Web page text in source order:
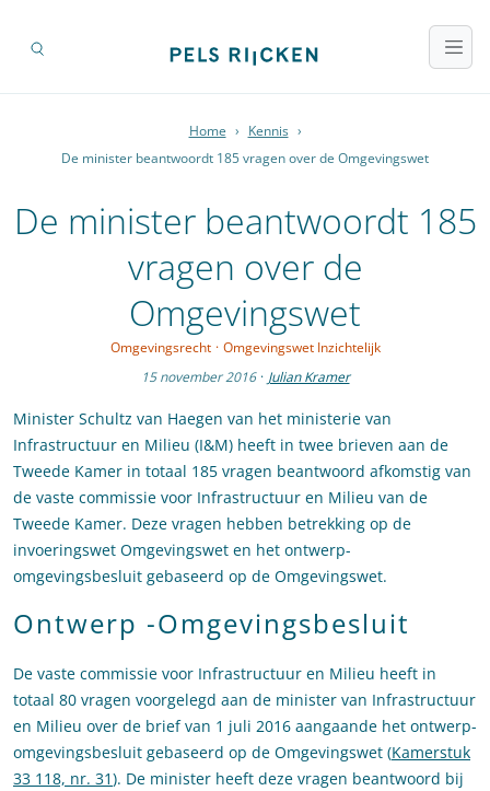
Home › Kennis ›
De minister beantwoordt 185 vragen over de Omgevingswet
De minister beantwoordt 185
vragen over de
Omgevingswet
Omgevingsrecht · Omgevingswet Inzichtelijk
15 november 2016 · Julian Kramer
Minister Schultz van Haegen van het ministerie van
Infrastructuur en Milieu (I&M) heeft in twee brieven aan de
Tweede Kamer in totaal 185 vragen beantwoord afkomstig van
de vaste commissie voor Infrastructuur en Milieu van de
Tweede Kamer. Deze vragen hebben betrekking op de
invoeringswet Omgevingswet en het ontwerp-
omgevingsbesluit gebaseerd op de Omgevingswet.
Ontwerp -Omgevingsbesluit
De vaste commissie voor Infrastructuur en Milieu heeft in
totaal 80 vragen voorgelegd aan de minister van Infrastructuur
en Milieu over de brief van 1 juli 2016 aangaande het ontwerp-
omgevingsbesluit gebaseerd op de Omgevingswet (Kamerstuk
33 118, nr. 31). De minister heeft deze vragen beantwoord bij